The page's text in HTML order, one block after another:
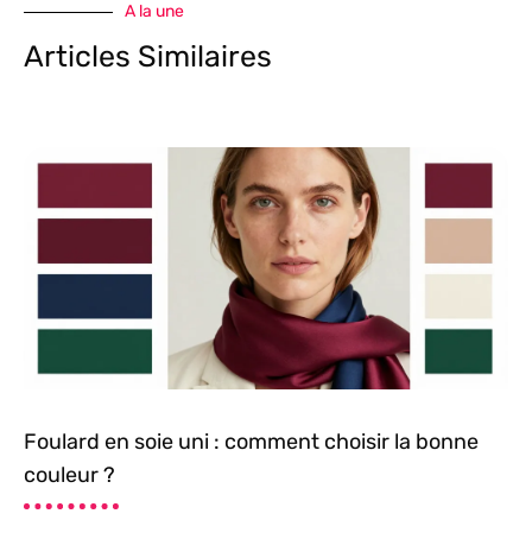
A la une
Articles Similaires
Foulard en soie uni : comment choisir la bonne
couleur ?